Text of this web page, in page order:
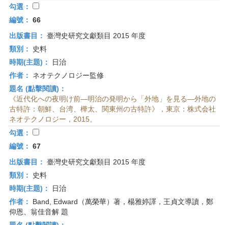
勾選：
編號： 66
出版書目： 臺灣史研究文獻類目 2015 年度
類別：
史料
時期(主題)：
日治
作者：
ネオテクノロジー監修
題名 (點擊閱讀)：
《近代化への夜明け前—明治の発明から「外地」を見る—外地の
古特許：朝鮮、台湾、樺太、関東州の古特許》，東京：株式会社
ネオテクノロジー，2015。
勾選：
編號： 67
出版書目： 臺灣史研究文獻類目 2015 年度
類別：
史料
時期(主題)：
日治
作者：
Band, Edward（萬榮華）著，楊雅婷譯，王貞文導讀，鄭
仰恩、翁佳音解 題